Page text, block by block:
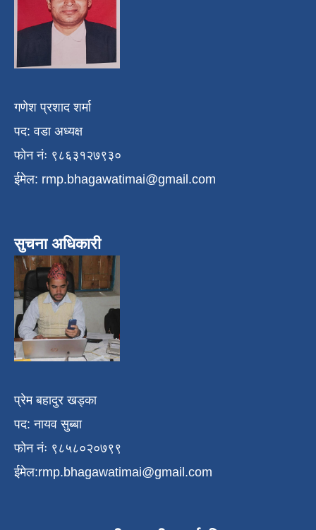
गणेश प्रशाद शर्मा
पद: वडा अध्यक्ष
फोन नंः ९८६३१२७९३०
ईमेल: rmp.bhagawatimai@gmail.com
सुचना अधिकारी
प्रेम बहादुर खड्का
पद: नायव सुब्बा
फोन नंः ९८५८०२०७९९
ईमेल:rmp.bhagawatimai@gmail.com